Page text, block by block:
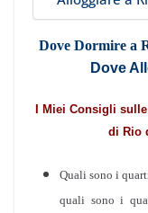
Dove Dormire a
Dove
I Miei Consigli
di Rio
Quali sono i
quali sono i